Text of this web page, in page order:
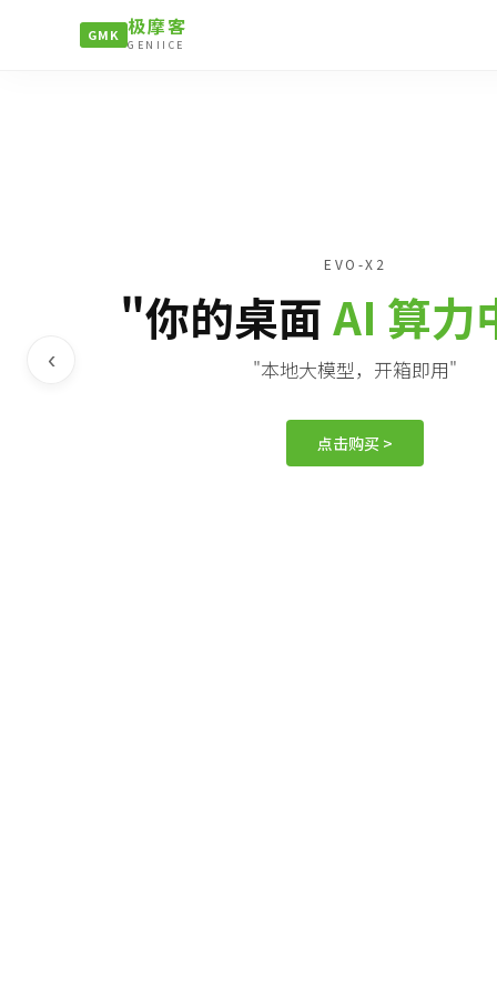
GMK 极摩客
GENIICE
EVO-X2
"你的桌面AI 算力
"本地大模型，开箱即用"
点击购买 >
‹